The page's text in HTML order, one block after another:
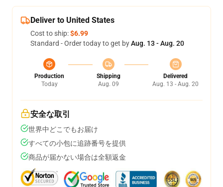
Deliver to United States
Cost to ship:$6.99
Standard - Order today to get byAug. 13 - Aug. 20
Production
Today
Shipping
Aug. 09
Delivered
Aug. 13 - Aug. 20
安全な取引
世界中どこでもお届け
すべての小包に追跡番号を提供
商品が届かない場合は全額返金